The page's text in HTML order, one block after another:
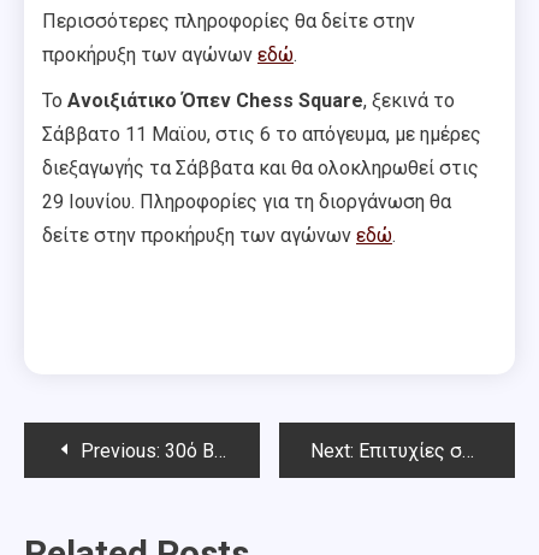
Περισσότερες πληροφορίες θα δείτε στην
προκήρυξη των αγώνων εδώ.
Το Ανοιξιάτικο Όπεν Chess Square, ξεκινά το
Σάββατο 11 Μαϊου, στις 6 το απόγευμα, με ημέρες
διεξαγωγής τα Σάββατα και θα ολοκληρωθεί στις
29 Ιουνίου. Πληροφορίες για τη διοργάνωση θα
δείτε στην προκήρυξη των αγώνων εδώ.
PostPrevious: 30ό Blitz Chess Square – Αποτελέσματα Next: Επιτυχίες σκακιστριών του ΣΟ Θωμάς Γεωργίου στα Νεανικά Αττικής 2019